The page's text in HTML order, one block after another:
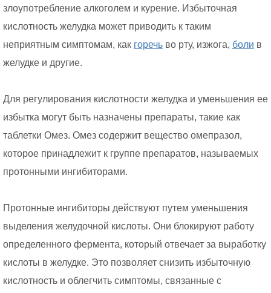
злоупотребление алкоголем и курение. Избыточная
кислотность желудка может приводить к таким
неприятным симптомам, как горечь во рту, изжога, боли в
желудке и другие.
Для регулирования кислотности желудка и уменьшения ее
избытка могут быть назначены препараты, такие как
таблетки Омез. Омез содержит вещество омепразол,
которое принадлежит к группе препаратов, называемых
протонными ингибиторами.
Протонные ингибиторы действуют путем уменьшения
выделения желудочной кислоты. Они блокируют работу
определенного фермента, который отвечает за выработку
кислоты в желудке. Это позволяет снизить избыточную
кислотность и облегчить симптомы, связанные с